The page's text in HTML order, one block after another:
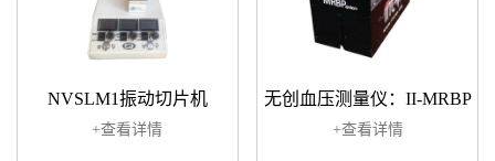
NVSLM1振动切片机
+查看详情
无创血压测量仪：II-MRBP
+查看详情